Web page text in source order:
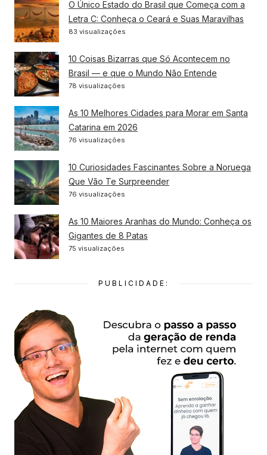
O Único Estado do Brasil que Começa com a
Letra C: Conheça o Ceará e Suas Maravilhas
83 visualizações
10 Coisas Bizarras que Só Acontecem no
Brasil — e que o Mundo Não Entende
78 visualizações
As 10 Melhores Cidades para Morar em Santa
Catarina em 2026
76 visualizações
10 Curiosidades Fascinantes Sobre a Noruega
Que Vão Te Surpreender
76 visualizações
As 10 Maiores Aranhas do Mundo: Conheça os
Gigantes de 8 Patas
75 visualizações
PUBLICIDADE: